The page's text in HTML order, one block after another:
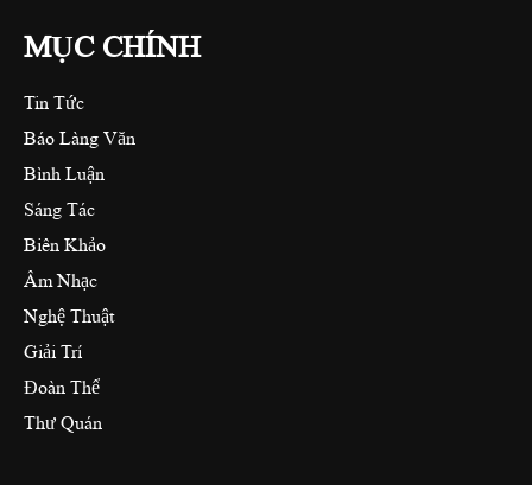
MỤC CHÍNH
Tin Tức
Báo Làng Văn
Bình Luận
Sáng Tác
Biên Khảo
Âm Nhạc
Nghệ Thuật
Giải Trí
Đoàn Thể
Thư Quán